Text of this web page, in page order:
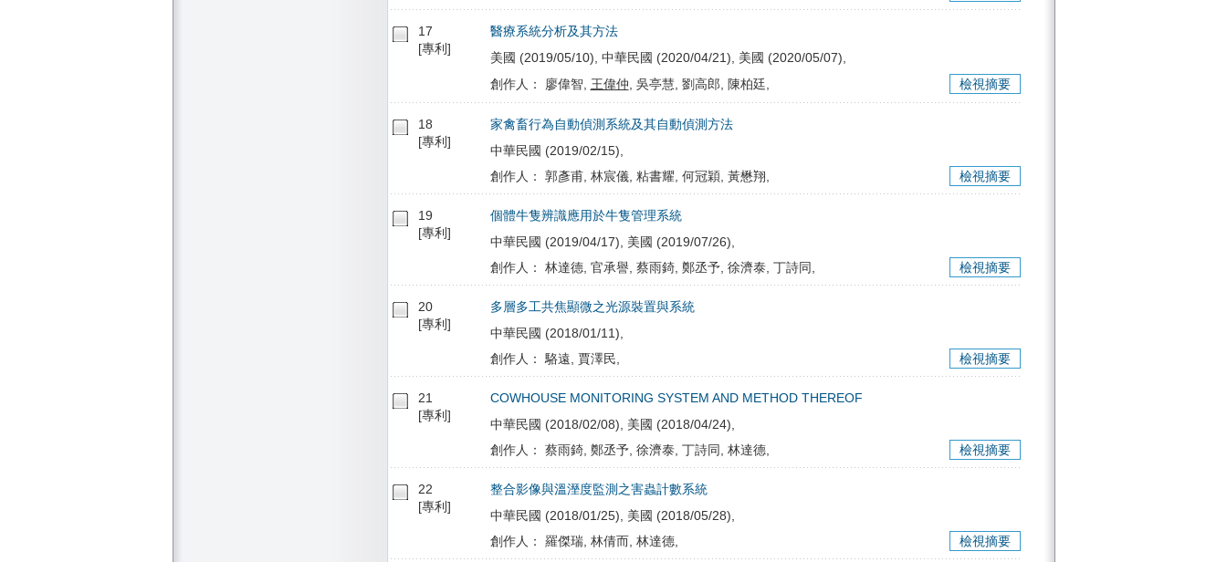
17
[專利]
醫療系統分析及其方法
美國 (2019/05/10), 中華民國 (2020/04/21), 美國 (2020/05/07),
創作人： 廖偉智, 王偉仲 , 吳亭慧, 劉高郎, 陳柏廷, 檢視摘要
18
[專利]
家禽畜行為自動偵測系統及其自動偵測方法
中華民國 (2019/02/15),
創作人： 郭彥甫, 林宸儀, 粘書耀, 何冠穎, 黃懋翔,
檢視摘要
19
[專利]
個體牛隻辨識應用於牛隻管理系統
中華民國 (2019/04/17), 美國 (2019/07/26),
創作人： 林達德, 官承譽, 蔡雨錡, 鄭丞予, 徐濟泰, 丁詩同,
檢視摘要
20
[專利]
多層多工共焦顯微之光源裝置與系統
中華民國 (2018/01/11),
創作人： 駱遠, 賈澤民,
檢視摘要
21
[專利]
COWHOUSE MONITORING SYSTEM AND METHOD THEREOF
中華民國 (2018/02/08), 美國 (2018/04/24),
創作人： 蔡雨錡, 鄭丞予, 徐濟泰, 丁詩同, 林達德,
檢視摘要
22
[專利]
整合影像與溫溼度監測之害蟲計數系統
中華民國 (2018/01/25), 美國 (2018/05/28),
創作人： 羅傑瑞, 林倩而, 林達德,
檢視摘要